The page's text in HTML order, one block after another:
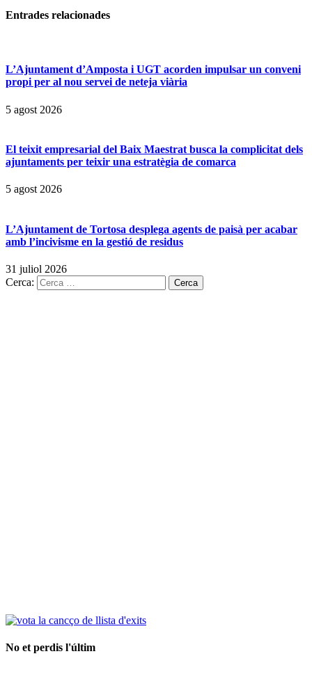
Entrades relacionades
L’Ajuntament d’Amposta i UGT acorden impulsar un conveni
propi per al nou servei de neteja viària
5 agost 2026
El teixit empresarial del Baix Maestrat busca la complicitat dels
ajuntaments per teixir una estratègia de comarca
5 agost 2026
L’Ajuntament de Tortosa desplega agents de paisà per acabar
amb l’incivisme en la gestió de residus
31 juliol 2026
Cerca:
No et perdis l'últim